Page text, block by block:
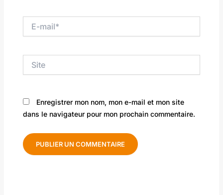
mail*
Enregistrer mon nom, mon e-mail et mon site
dans le navigateur pour mon prochain commentaire.